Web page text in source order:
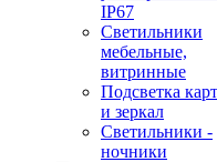
IP67
Светильники
мебельные,
витринные
Подсветка
и зеркал
Светильники -
ночники